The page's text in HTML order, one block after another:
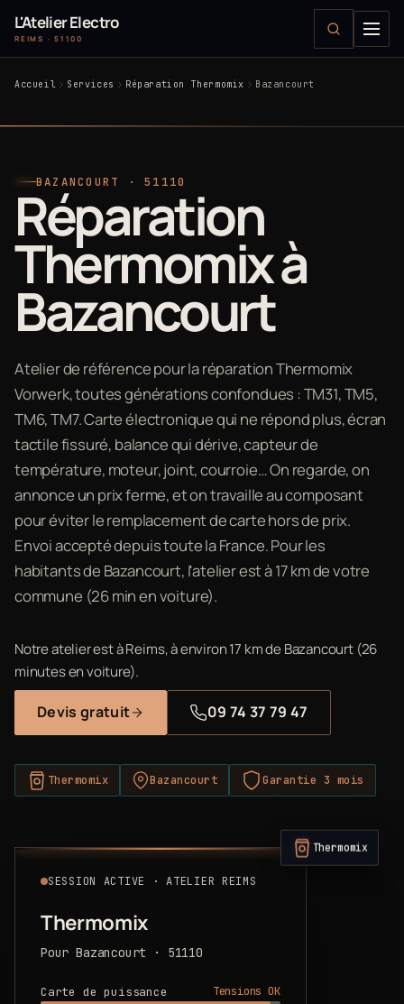
L'Atelier Electro
REIMS · 51100
Accueil Services Réparation Thermomix Bazancourt
BAZANCOURT · 51110
Réparation
Thermomix à
Bazancourt
Atelier de référence pour la réparation Thermomix
Vorwerk, toutes générations confondues : TM31, TM5,
TM6, TM7. Carte électronique qui ne répond plus, écran
tactile fissuré, balance qui dérive, capteur de
température, moteur, joint, courroie… On regarde, on
annonce un prix ferme, et on travaille au composant
pour éviter le remplacement de carte hors de prix.
Envoi accepté depuis toute la France. Pour les
habitants de Bazancourt, l'atelier est à 17 km de votre
commune (26 min en voiture).
Notre atelier est à Reims, à environ 17 km de Bazancourt (26
minutes en voiture).
Devis gratuit 09 74 37 79 47
Thermomix Bazancourt Garantie 3 mois
SESSION ACTIVE · ATELIER REIMS
Thermomix
Pour Bazancourt · 51110
Carte de puissance
Tensions OK
Thermomix